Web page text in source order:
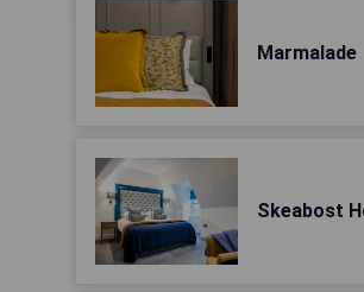
Marmalade
Skeabost